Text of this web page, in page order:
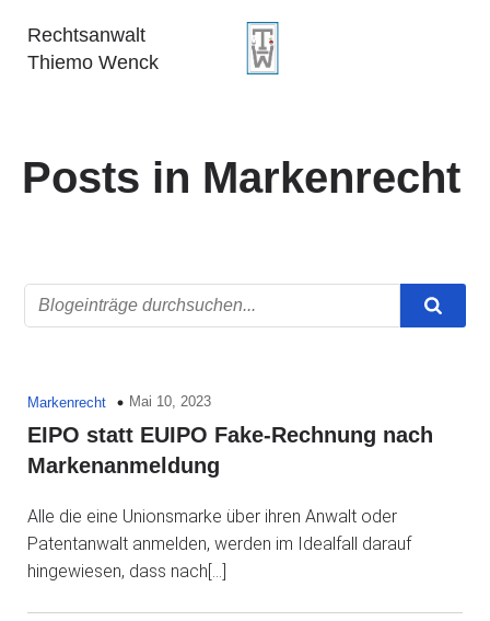
Rechtsanwalt
Thiemo Wenck
Posts in Markenrecht
Markenrecht Mai 10, 2023
EIPO statt EUIPO Fake-Rechnung nach
Markenanmeldung
Alle die eine Unionsmarke über ihren Anwalt oder
Patentanwalt anmelden, werden im Idealfall darauf
hingewiesen, dass nach[…]